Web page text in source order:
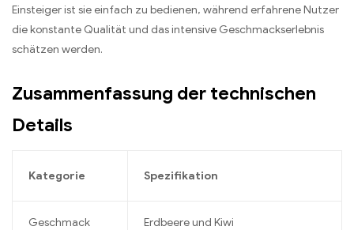
Einsteiger ist sie einfach zu bedienen, während erfahrene Nutzer
die konstante Qualität und das intensive Geschmackserlebnis
schätzen werden.
Zusammenfassung der technischen
Details
Kategorie Spezifikation
Geschmack Erdbeere und Kiwi